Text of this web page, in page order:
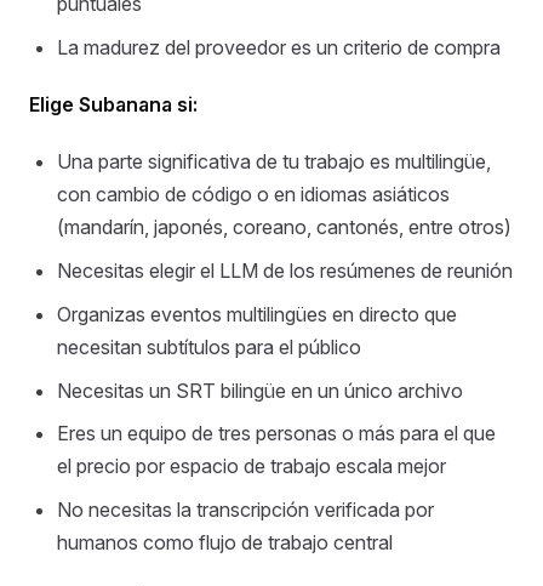
La madurez del proveedor es un criterio de compra
Elige Subanana si:
Una parte significativa de tu trabajo es multilingüe,
con cambio de código o en idiomas asiáticos
(mandarín, japonés, coreano, cantonés, entre otros)
Necesitas elegir el LLM de los resúmenes de reunión
Organizas eventos multilingües en directo que
necesitan subtítulos para el público
Necesitas un SRT bilingüe en un único archivo
Eres un equipo de tres personas o más para el que
el precio por espacio de trabajo escala mejor
No necesitas la transcripción verificada por
humanos como flujo de trabajo central